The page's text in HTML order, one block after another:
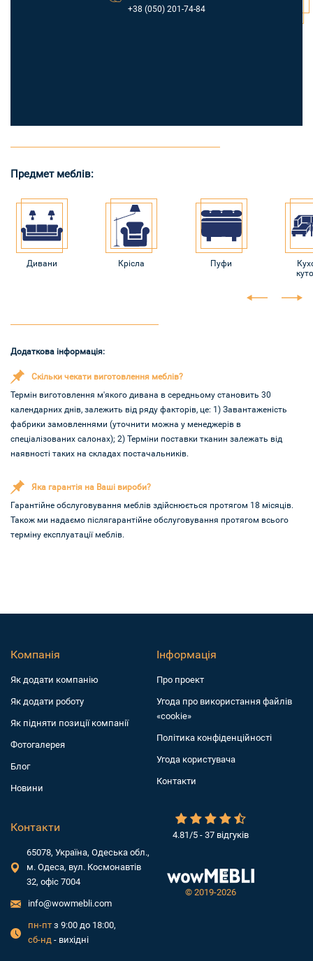
+38 (050) 201-74-84
Предмет меблів:
Дивани Крісла Пуфи
Додаткова інформація:
Скільки чекати виготовлення меблів?
Термін виготовлення м'якого дивана в середньому становить 30
календарних днів, залежить від ряду факторів, це: 1) Завантаженість
фабрики замовленнями (уточнити можна у менеджерів в
спеціалізованих салонах); 2) Терміни поставки тканин залежать від
наявності таких на складах постачальників.
Яка гарантія на Ваші вироби?
Гарантійне обслуговування меблів здійснюється протягом 18 місяців.
Також ми надаємо післягарантійне обслуговування протягом всього
терміну експлуатації меблів.
© 2019-2026
4.81/5 - 37 відгуків
Компанія
Як додати компанiю
Як додати роботу
Як підняти позиції компанії
Фотогалерея
Блог
Новини
Інформація
Про проект
Угода про використання файлів
«cookie»
Політика конфіденційності
Угода користувача
Контакти
Контакти
65078, Україна, Одеська обл.,
м. Одеса, вул. Космонавтів
32, офіс 7004
info@wowmebli.com
пн-пт з 9:00 до 18:00,
сб-нд - вихідні